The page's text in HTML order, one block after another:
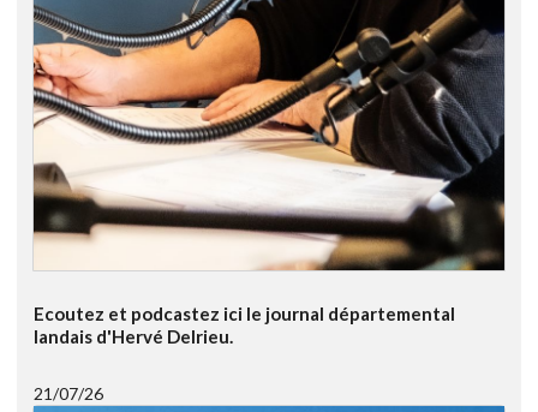
Ecoutez et podcastez ici le journal départemental
landais d'Hervé Delrieu.
21/07/26